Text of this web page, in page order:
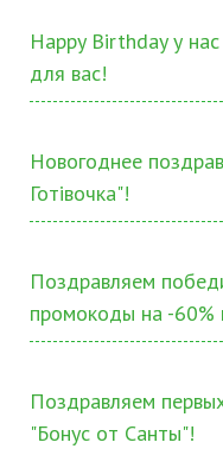
Happy Birthday у
для вас!
Новогоднее
Готівочка"!
Поздравляем
промокоды на -60%
Поздравляем
"Бонус от Санты"!